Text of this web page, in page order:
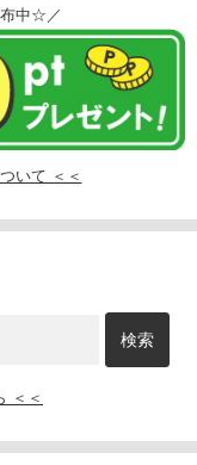
中☆／
いて ＜＜
＜＜